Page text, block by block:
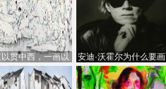
贯中西，一画以
：吴冠中的绘画
创
安迪·沃霍尔为什么要画
芭比